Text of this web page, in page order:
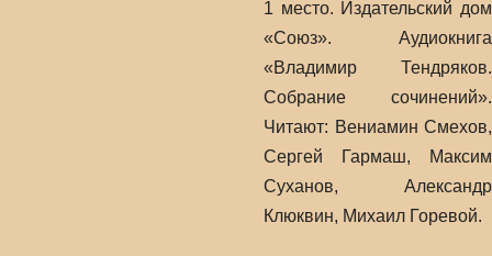
1 место. Издательский дом
«Союз». Аудиокнига
«Владимир Тендряков.
Собрание сочинений».
Читают: Вениамин Смехов,
Сергей Гармаш, Максим
Суханов, Александр
Клюквин, Михаил Горевой.